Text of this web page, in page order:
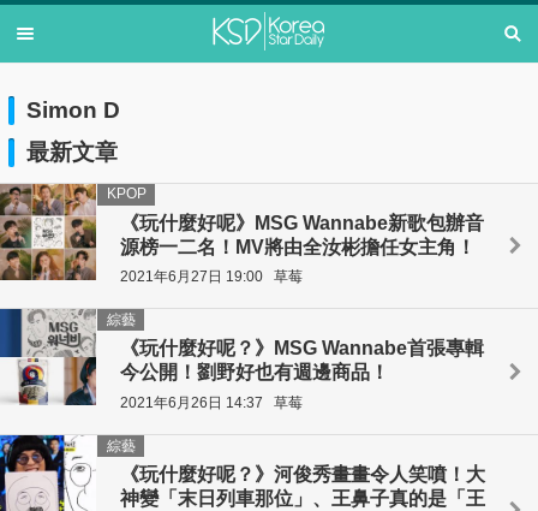
Simon D
最新文章
《玩什麼好呢》MSG Wannabe新歌包辦音
源榜一二名！MV將由全汝彬擔任女主角！
KPOP
2021年6月27日 19:00 草莓
《玩什麼好呢？》MSG Wannabe首張專輯
今公開！劉野好也有週邊商品！
綜藝
2021年6月26日 14:37 草莓
《玩什麼好呢？》河俊秀畫畫令人笑噴！大
神變「末日列車那位」、王鼻子真的是「王
綜藝